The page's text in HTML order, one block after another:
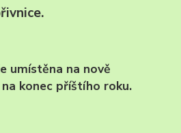
umístěna na nově
konec příštího roku.